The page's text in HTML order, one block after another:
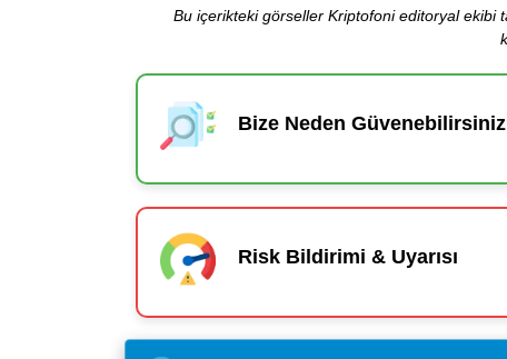
Bu içerikteki görseller Kriptofoni editoryal ekibi
Bize Neden
Risk Bildirimi & Uyarısı